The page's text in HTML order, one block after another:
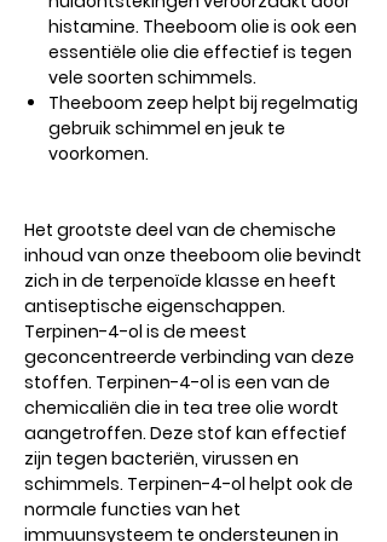
histamine. Theeboom olie is ook een
essentiële olie die effectief is tegen
vele soorten schimmels.
Theeboom zeep helpt bij regelmatig
gebruik schimmel en jeuk te
voorkomen.
Het grootste deel van de chemische
inhoud van onze theeboom olie bevindt
zich in de terpenoïde klasse en heeft
antiseptische eigenschappen.
Terpinen-4-ol is de meest
geconcentreerde verbinding van deze
stoffen. Terpinen-4-ol is een van de
chemicaliën die in tea tree olie wordt
aangetroffen. Deze stof kan effectief
zijn tegen bacteriën, virussen en
schimmels. Terpinen-4-ol helpt ook de
normale functies van het
immuunsysteem te ondersteunen in